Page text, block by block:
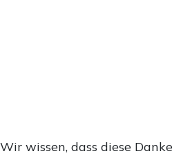
Wir wissen, dass diese